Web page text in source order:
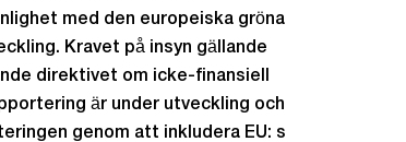
med den europeiska gröna
Kravet på insyn gällande
direktivet om icke-finansiell
är under utveckling och
genom att inkludera EU: s